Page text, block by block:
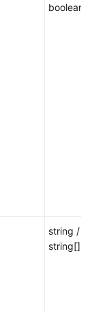
boolean
string /
string[] /